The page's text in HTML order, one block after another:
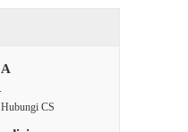
CS